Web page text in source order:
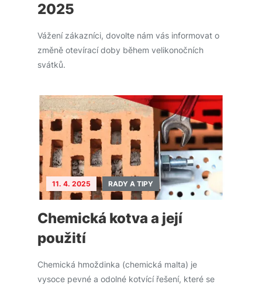
2025
Vážení zákazníci, dovolte nám vás informovat o
změně otevírací doby během velikonočních
svátků.
11. 4. 2025 RADY A TIPY
Chemická kotva a její
použití
Chemická hmoždinka (chemická malta) je
vysoce pevné a odolné kotvící řešení, které se